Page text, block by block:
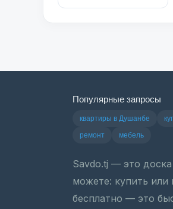
Популярные запросы
квартиры в Душанбе
ремонт
мебель
Savdo.tj — это
можете: купить или
бесплатно — это